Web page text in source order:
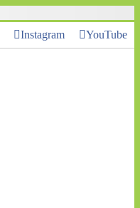
Instagram YouTube